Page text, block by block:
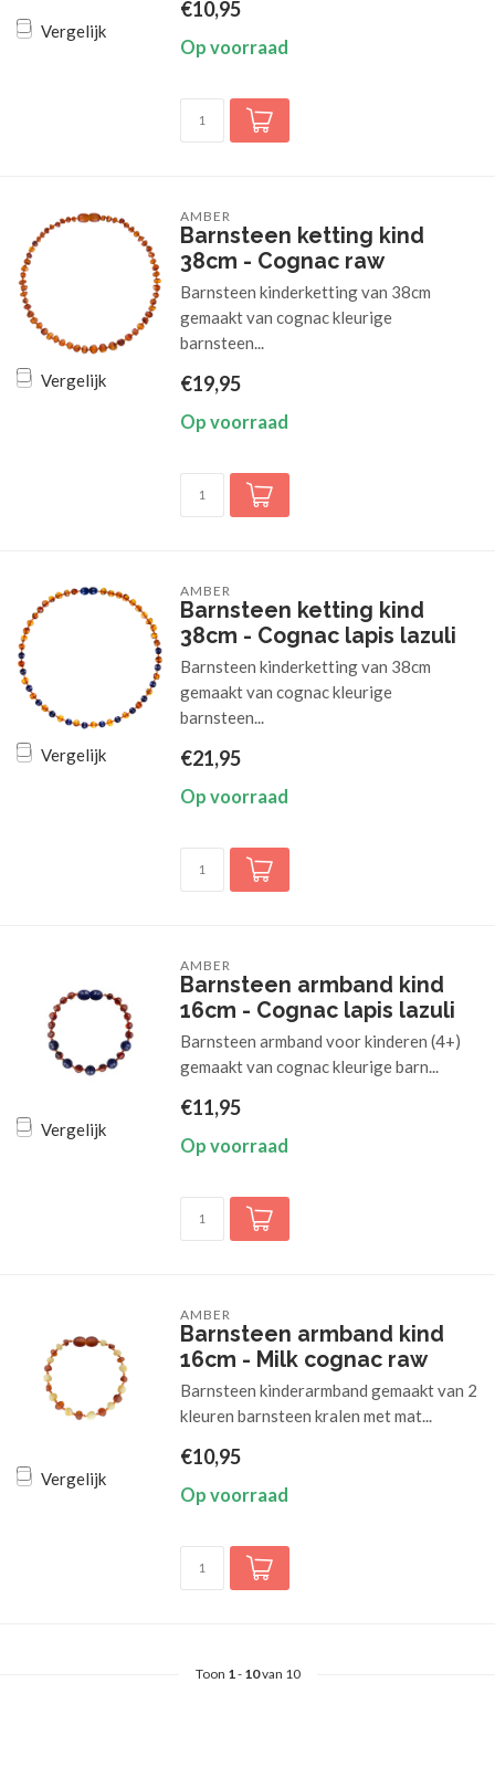
Vergelijk
€10,95
Op voorraad
Vergelijk
AMBER
Barnsteen ketting kind
38cm - Cognac raw
Barnsteen kinderketting van 38cm
gemaakt van cognac kleurige
barnsteen...
€19,95
Op voorraad
Vergelijk
AMBER
Barnsteen ketting kind
38cm - Cognac lapis lazuli
Barnsteen kinderketting van 38cm
gemaakt van cognac kleurige
barnsteen...
€21,95
Op voorraad
Vergelijk
AMBER
Barnsteen armband kind
16cm - Cognac lapis lazuli
Barnsteen armband voor kinderen (4+)
gemaakt van cognac kleurige barn...
€11,95
Op voorraad
Vergelijk
AMBER
Barnsteen armband kind
16cm - Milk cognac raw
Barnsteen kinderarmband gemaakt van 2
kleuren barnsteen kralen met mat...
€10,95
Op voorraad
Toon 1- 10van 10